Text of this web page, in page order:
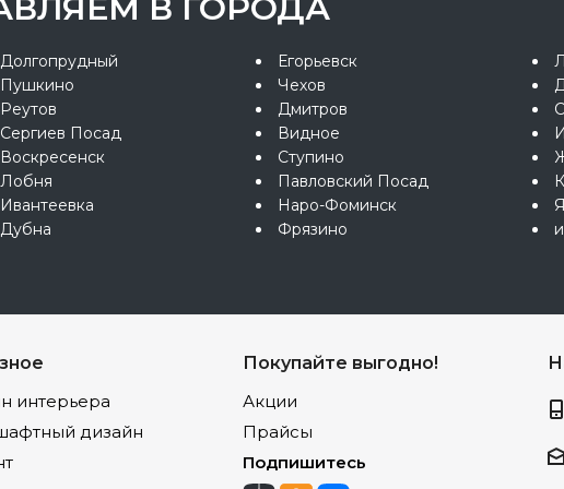
В ГОРОДА
Долгопрудный
Пушкино
Реутов
Сергиев Посад
Воскресенск
Лобня
Ивантеевка
Дубна
Егорьевск
Чехов
Дмитров
Видное
Ступино
Павловский Посад
Наро-Фоминск
Фрязино
интерьера
дизайн
Покупайте выгодно!
Акции
Прайсы
Подпишитесь